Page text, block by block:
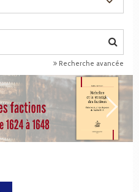
Recherche avancée